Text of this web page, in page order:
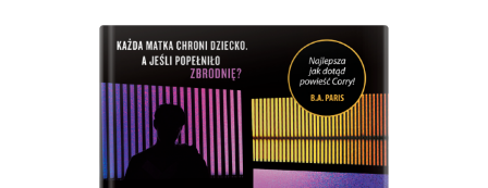
NOWOŚCI
PATRONATY
WYWIADY
RECENZJE